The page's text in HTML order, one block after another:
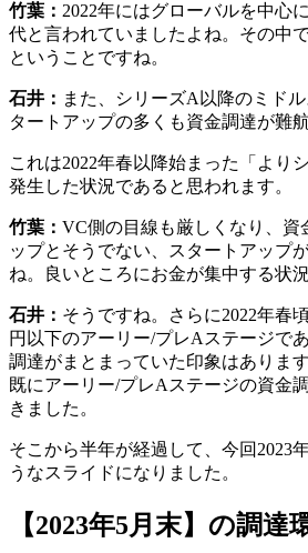
竹葉： 2022年にはグローバルを中心
代と言われていましたよね。その中
ということですね。
石井： また、シリーズA以降のミド
タートアップの多くも資金調達が難
これは2022年春以降始まった「より
発生した状況であると思われます。
竹葉： VC側の目線も厳しくなり、資
ップとそうでない、スタートアップ
ね。良いところにお金が集中する状
石井： そうですね。さらに2022年春
円以下のアーリー/プレAステージで
調達がまとまっていた印象はありま
既にアーリー/プレAステージの資金
きました。
そこから半年が経過して、今回2023
うなスライドになりました。
【2023年5月末】の調達